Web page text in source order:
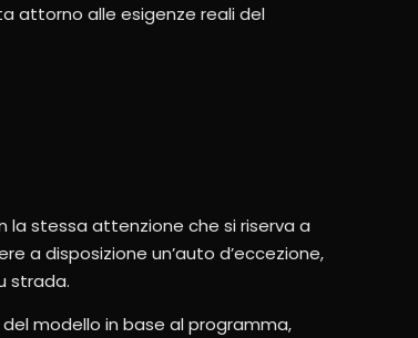
attorno alle esigenze reali del
la stessa attenzione che si riserva a
a disposizione un’auto d’eccezione,
strada.
modello in base al programma,